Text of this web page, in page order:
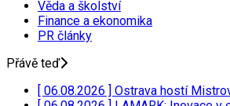
Věda a školství
Finance a ekonomika
PR články
Přávě teď
[ 06.08.2026 ] Ostrava hostí